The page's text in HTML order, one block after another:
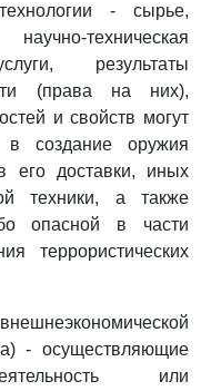
- сырье,
техническая
результаты
(права на них),
и свойств могут
в создание оружия
его доставки, иных
техники, а также
опасной в части
террористических
- осуществляющие
или